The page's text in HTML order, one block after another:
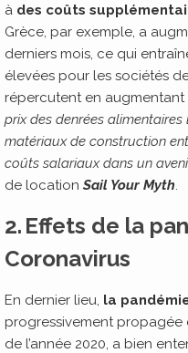
à des coûts
Grèce, par exemple, a
derniers mois, ce qui
élevées pour les sociétés
répercutent en augmentant
prix des denrées
matériaux de construction
coûts salariaux dans un
de location Sail Your Myth.
2. Effets de la
Coronavirus
En dernier lieu, la
progressivement
de l’année 2020, a bien